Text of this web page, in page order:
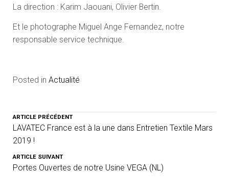
La direction : Karim Jaouani, Olivier Bertin.
Et le photographe Miguel Ange Fernandez, notre
responsable service technique.
Posted in Actualité
ARTICLE PRÉCÉDENT
LAVATEC France est à la une dans Entretien Textile Mars
2019 !
ARTICLE SUIVANT
Portes Ouvertes de notre Usine VEGA (NL)